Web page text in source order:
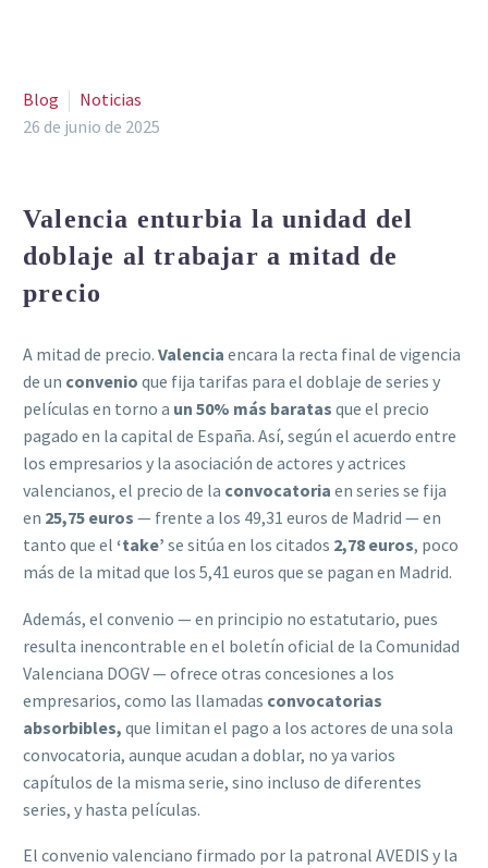
Blog
Noticias
26 de junio de 2025
Valencia enturbia la unidad del
doblaje al trabajar a mitad de
precio
A mitad de precio. Valencia encara la recta final de vigencia
de un convenio que fija tarifas para el doblaje de series y
películas en torno a un 50% más baratas que el precio
pagado en la capital de España. Así, según el acuerdo entre
los empresarios y la asociación de actores y actrices
valencianos, el precio de la convocatoria en series se fija
en 25,75 euros — frente a los 49,31 euros de Madrid — en
tanto que el ‘take’ se sitúa en los citados 2,78 euros, poco
más de la mitad que los 5,41 euros que se pagan en Madrid.
Además, el convenio — en principio no estatutario, pues
resulta inencontrable en el boletín oficial de la Comunidad
Valenciana DOGV — ofrece otras concesiones a los
empresarios, como las llamadas convocatorias
absorbibles, que limitan el pago a los actores de una sola
convocatoria, aunque acudan a doblar, no ya varios
capítulos de la misma serie, sino incluso de diferentes
series, y hasta películas.
El convenio valenciano firmado por la patronal AVEDIS y la